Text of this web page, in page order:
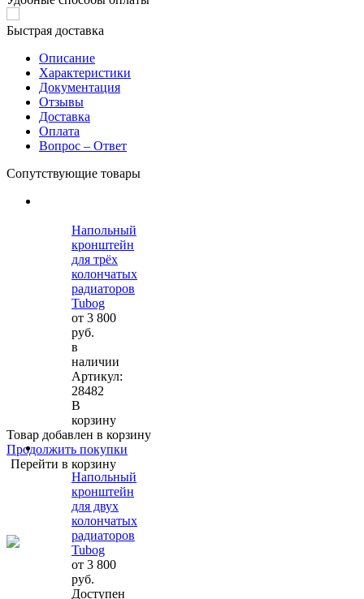
Быстрая доставка
Описание
Характеристики
Документация
Отзывы
Доставка
Оплата
Вопрос – Ответ
Сопутствующие товары
Напольный
кронштейн
для трёх
колончатых
радиаторов
Tubog
от 3 800
руб.
в
наличии
Артикул:
28482
В
корзину
Напольный
кронштейн
для двух
колончатых
радиаторов
Tubog
от 3 800
руб.
Доступен
Товар добавлен в корзину
Продолжить покупки
Перейти в корзину